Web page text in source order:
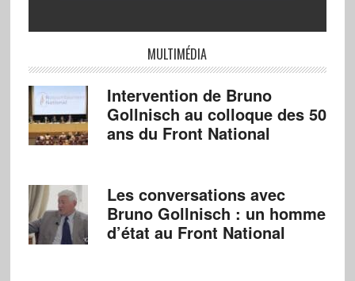
MULTIMÉDIA
Intervention de Bruno
Gollnisch au colloque des 50
ans du Front National
Les conversations avec
Bruno Gollnisch : un homme
d’état au Front National